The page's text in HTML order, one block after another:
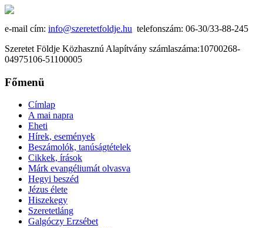
e-mail cím: info@szeretetfoldje.hu telefonszám: 06-30/33-88-245
Szeretet Földje Közhasznú Alapítvány számlaszáma:10700268-
04975106-51100005
Főmenü
Címlap
A mai napra
Eheti
Hírek, események
Beszámolók, tanúságtételek
Cikkek, írások
Márk evangéliumát olvasva
Hegyi beszéd
Jézus élete
Hiszekegy
Szeretetláng
Galgóczy Erzsébet